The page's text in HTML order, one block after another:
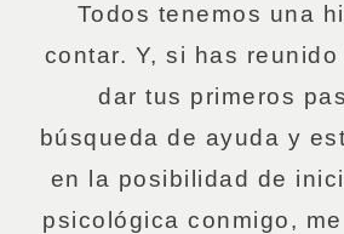
Todos tenemos una
contar. Y, si has
dar tus primeros
búsqueda de ayuda y
en la posibilidad de
psicológica conmigo,